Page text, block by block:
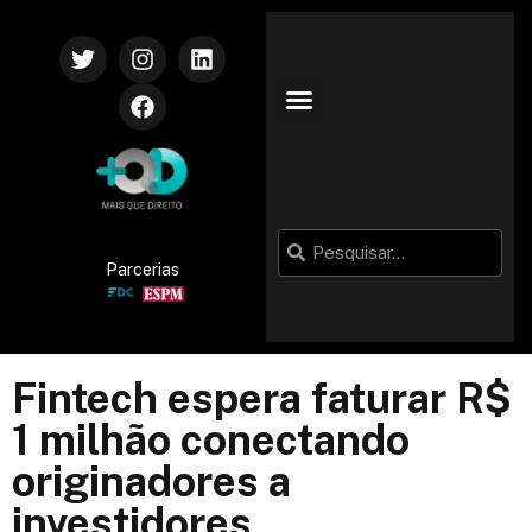
Parcerias
Fintech espera faturar R$
1 milhão conectando
originadores a